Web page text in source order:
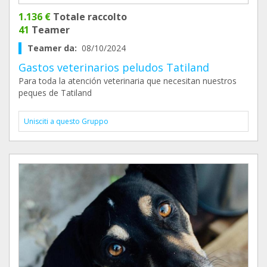
1.136 € Totale raccolto
41 Teamer
Teamer da: 08/10/2024
Gastos veterinarios peludos Tatiland
Para toda la atención veterinaria que necesitan nuestros
peques de Tatiland
Unisciti a questo Gruppo